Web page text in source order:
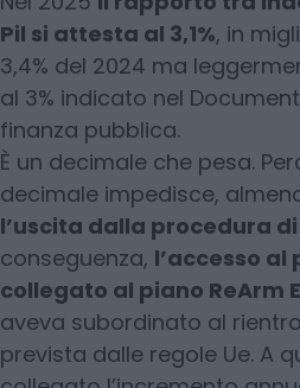
Pil si attesta al 3,1%, in
3,4% del 2024 ma
al 3% indicato nel
finanza pubblica.
È un decimale che pesa.
decimale impedisce,
l’uscita dalla procedura
conseguenza, l’accesso al
collegato al piano ReArm
aveva subordinato al
prevista dalle regole Ue. A